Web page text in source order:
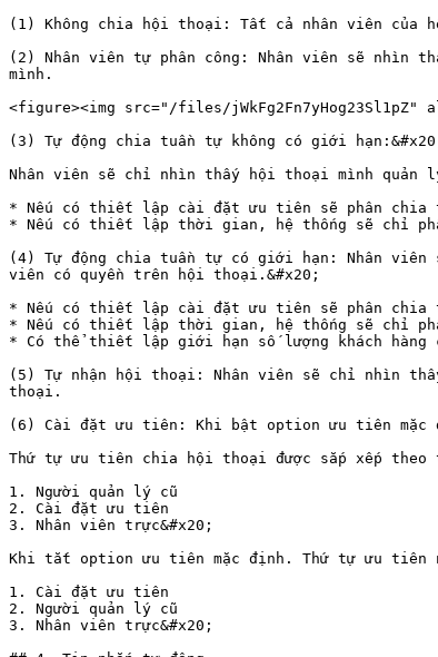
(1) Không chia hội thoại: Tất cả nhân viên
(2) Nhân viên tự phân công: Nhân viên sẽ nhìn
mình.
<figure><img src="/files/
(3) Tự động chia tuần tự không có giới
Nhân viên sẽ chỉ nhìn thấy hội thoại mình
* Nếu có thiết lập cài đặt ưu tiên sẽ phân chia
* Nếu có thiết lập thời gian, hệ thống sẽ chỉ
(4) Tự động chia tuần tự có giới hạn: Nhân
viên có quyền trên hội thoại.&#x20;
* Nếu có thiết lập cài đặt ưu tiên sẽ phân chia
* Nếu có thiết lập thời gian, hệ thống sẽ chỉ
* Có thể thiết lập giới hạn số lượng khách hàng
(5) Tự nhận hội thoại: Nhân viên sẽ chỉ nhìn
thoại.
(6) Cài đặt ưu tiên: Khi bật option ưu tiên mặc
Thứ tự ưu tiên chia hội thoại được sắp xếp theo
1. Người quản lý cũ
2. Cài đặt ưu tiên
3. Nhân viên trực&#x20;
Khi tắt option ưu tiên mặc định. Thứ tự ưu tiên
1. Cài đặt ưu tiên
2. Người quản lý cũ
3. Nhân viên trực&#x20;